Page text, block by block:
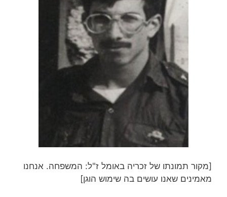
[מקור תמונתו של זכריה באומל ז"ל: המשפחה. אנחנו
מאמינים שאנו עושים בה שימוש הוגן]